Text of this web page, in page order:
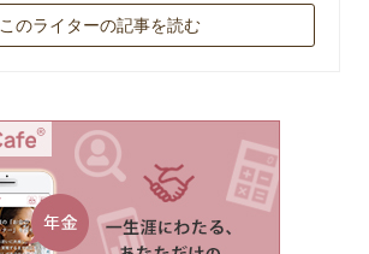
このライターの記事を読む